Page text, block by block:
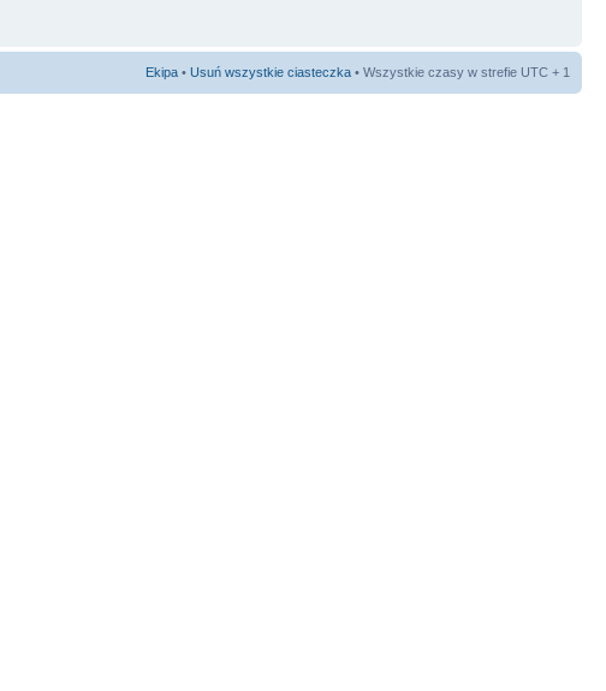
Ekipa • Usuń wszystkie ciasteczka • Wszystkie czasy w strefie UTC + 1